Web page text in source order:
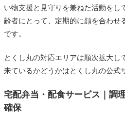
い物支援と見守りを兼ねた活動をし
齢者にとって、定期的に顔を合わせ
です。
とくし丸の対応エリアは順次拡大し
来ているかどうかはとくし丸の公式
宅配弁当・配食サービス｜調
確保